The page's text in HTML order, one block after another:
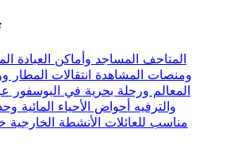
المتاحف المساجد وأماكن العبادة
ومنصات المشاهدة انتقالات المطار
المعالم ورحلة بحرية في البوسفور
والترفيه أحواض الأحياء المائية
مناسب للعائلات الأنشطة الخارجية